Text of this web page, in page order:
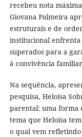
recebeu nota
Giovana Palmeira
estruturais e de
institucional enfrenta
superados para a
à convivência
Na sequência,
pesquisa, Heloísa
parental: uma forma
tema que Heloísa
o qual vem